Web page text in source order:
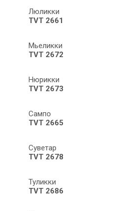
Люликки
TVT 2661
Мьеликки
TVT 2672
Нюрикки
TVT 2673
Сампо
TVT 2665
Суветар
TVT 2678
Туликки
TVT 2686